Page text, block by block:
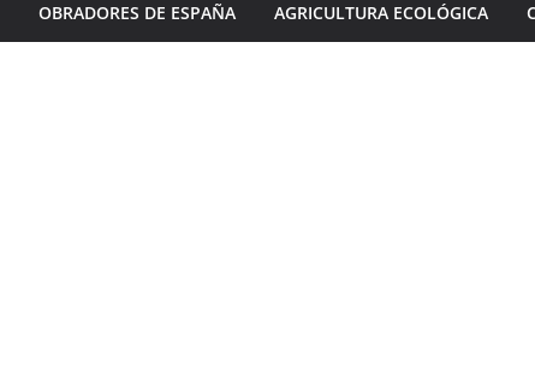
OBRADORES DE ESPAÑA AGRICULTURA ECOLÓGICA